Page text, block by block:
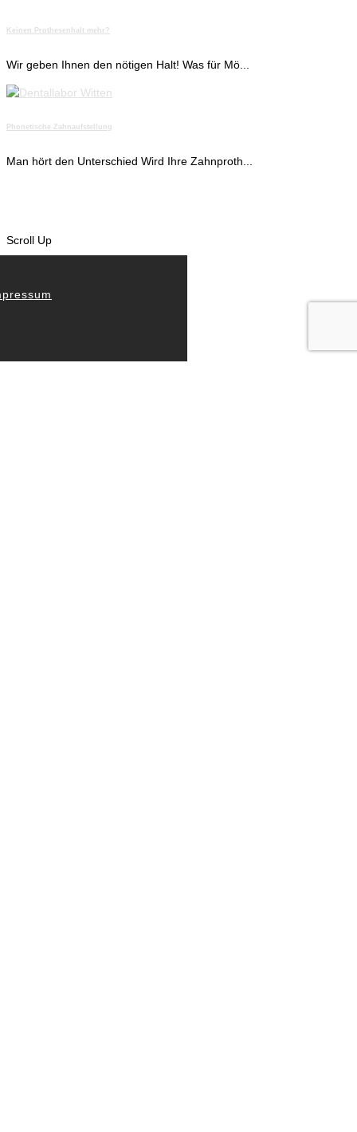
Philosophie
hört den Unterschied
einfach sicher sein
– Zahnersatz
Zahnersatz
Team
/ Jobs
& Aktuelles
finden Sie uns
Keinen Prothesenhalt mehr?
Wir geben Ihnen den nötigen Halt! Was für Mö...
Phonetische Zahnaufstellung
Man hört den Unterschied Wird Ihre Zahnproth...
Scroll Up